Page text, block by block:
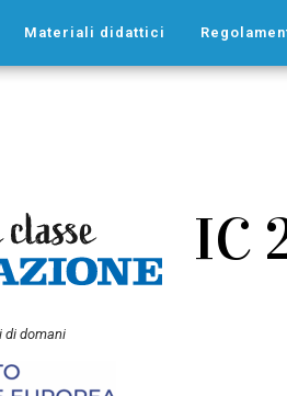
Materiali didattici
di domani
IC